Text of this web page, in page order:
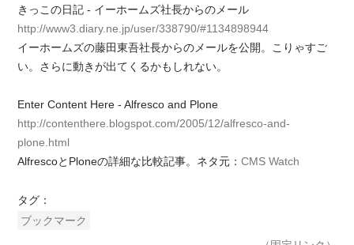
きっこの日記 - イーホームズ社長からのメール
http://www3.diary.ne.jp/user/338790/#1134898944
イーホームズの藤田東吾社長からのメールを公開。こりゃすご
い。さらに動きが出てくるかもしれない。
Enter Content Here - Alfresco and Plone
http://contenthere.blogspot.com/2005/12/alfresco-and-
plone.html
AlfrescoとPloneの詳細な比較記事。ネタ元：CMS Watch
タグ：
ブックマーク